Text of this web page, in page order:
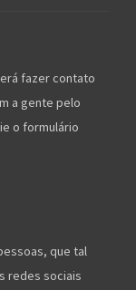
fazer contato
a gente pelo
o formulário
que tal
redes sociais